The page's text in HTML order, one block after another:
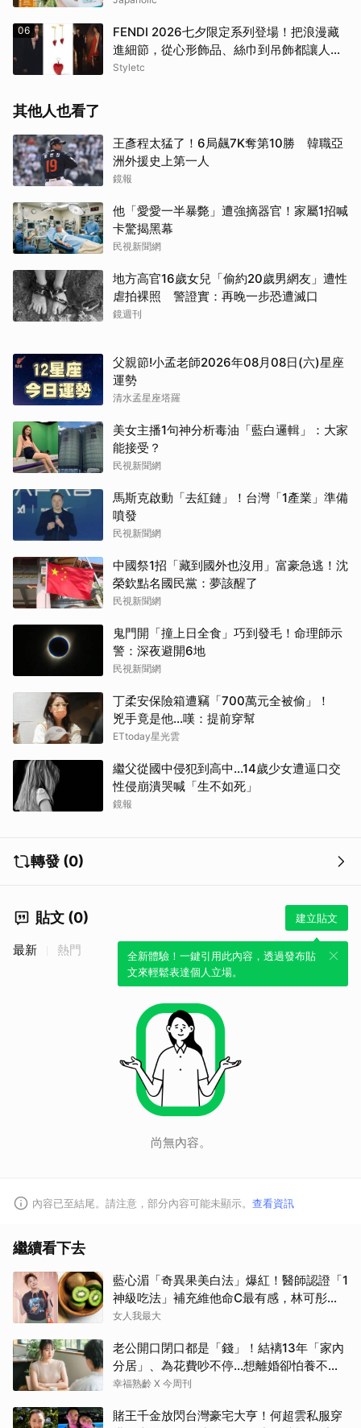
06
FENDI 2026七夕限定系列登場！把浪漫藏
進細節，從心形飾品、絲巾到吊飾都讓人一
眼心動
Styletc
其他人也看了
王彥程太猛了！6局飆7K奪第10勝 韓職亞
洲外援史上第一人
鏡報
他「愛愛一半暴斃」遭強摘器官！家屬1招喊
卡驚揭黑幕
民視新聞網
地方高官16歲女兒「偷約20歲男網友」遭性
虐拍裸照 警證實：再晚一步恐遭滅口
鏡週刊
父親節!小孟老師2026年08月08日(六)星座
運勢
清水孟星座塔羅
美女主播1句神分析毒油「藍白邏輯」：大家
能接受？
民視新聞網
馬斯克啟動「去紅鏈」！台灣「1產業」準備
噴發
民視新聞網
中國祭1招「藏到國外也沒用」富豪急逃！沈
榮欽點名國民黨：夢該醒了
民視新聞網
鬼門開「撞上日全食」巧到發毛！命理師示
警：深夜避開6地
民視新聞網
丁柔安保險箱遭竊「700萬元全被偷」！
兇手竟是他...嘆：提前穿幫
ETtoday星光雲
繼父從國中侵犯到高中…14歲少女遭逼口交
性侵崩潰哭喊「生不如死」
鏡報
轉發 (0)
貼文 (0) 建立貼文
全新體驗！一鍵引用此內容，透過發布貼
文來輕鬆表達個人立場。
最新 熱門
尚無內容。
內容已至結尾。請注意，部分內容可能未顯示。 查看資訊
繼續看下去
藍心湄「奇異果美白法」爆紅！醫師認證「1
神級吃法」補充維他命C最有感，林可彤自
曝從小跟著吃
女人我最大
老公開口閉口都是「錢」！結褵13年「家內
分居」、為花費吵不停…想離婚卻怕養不活
自己：還要忍3年？
幸福熟齡 X 今周刊
賭王千金放閃台灣豪宅大亨！何超雲私服穿